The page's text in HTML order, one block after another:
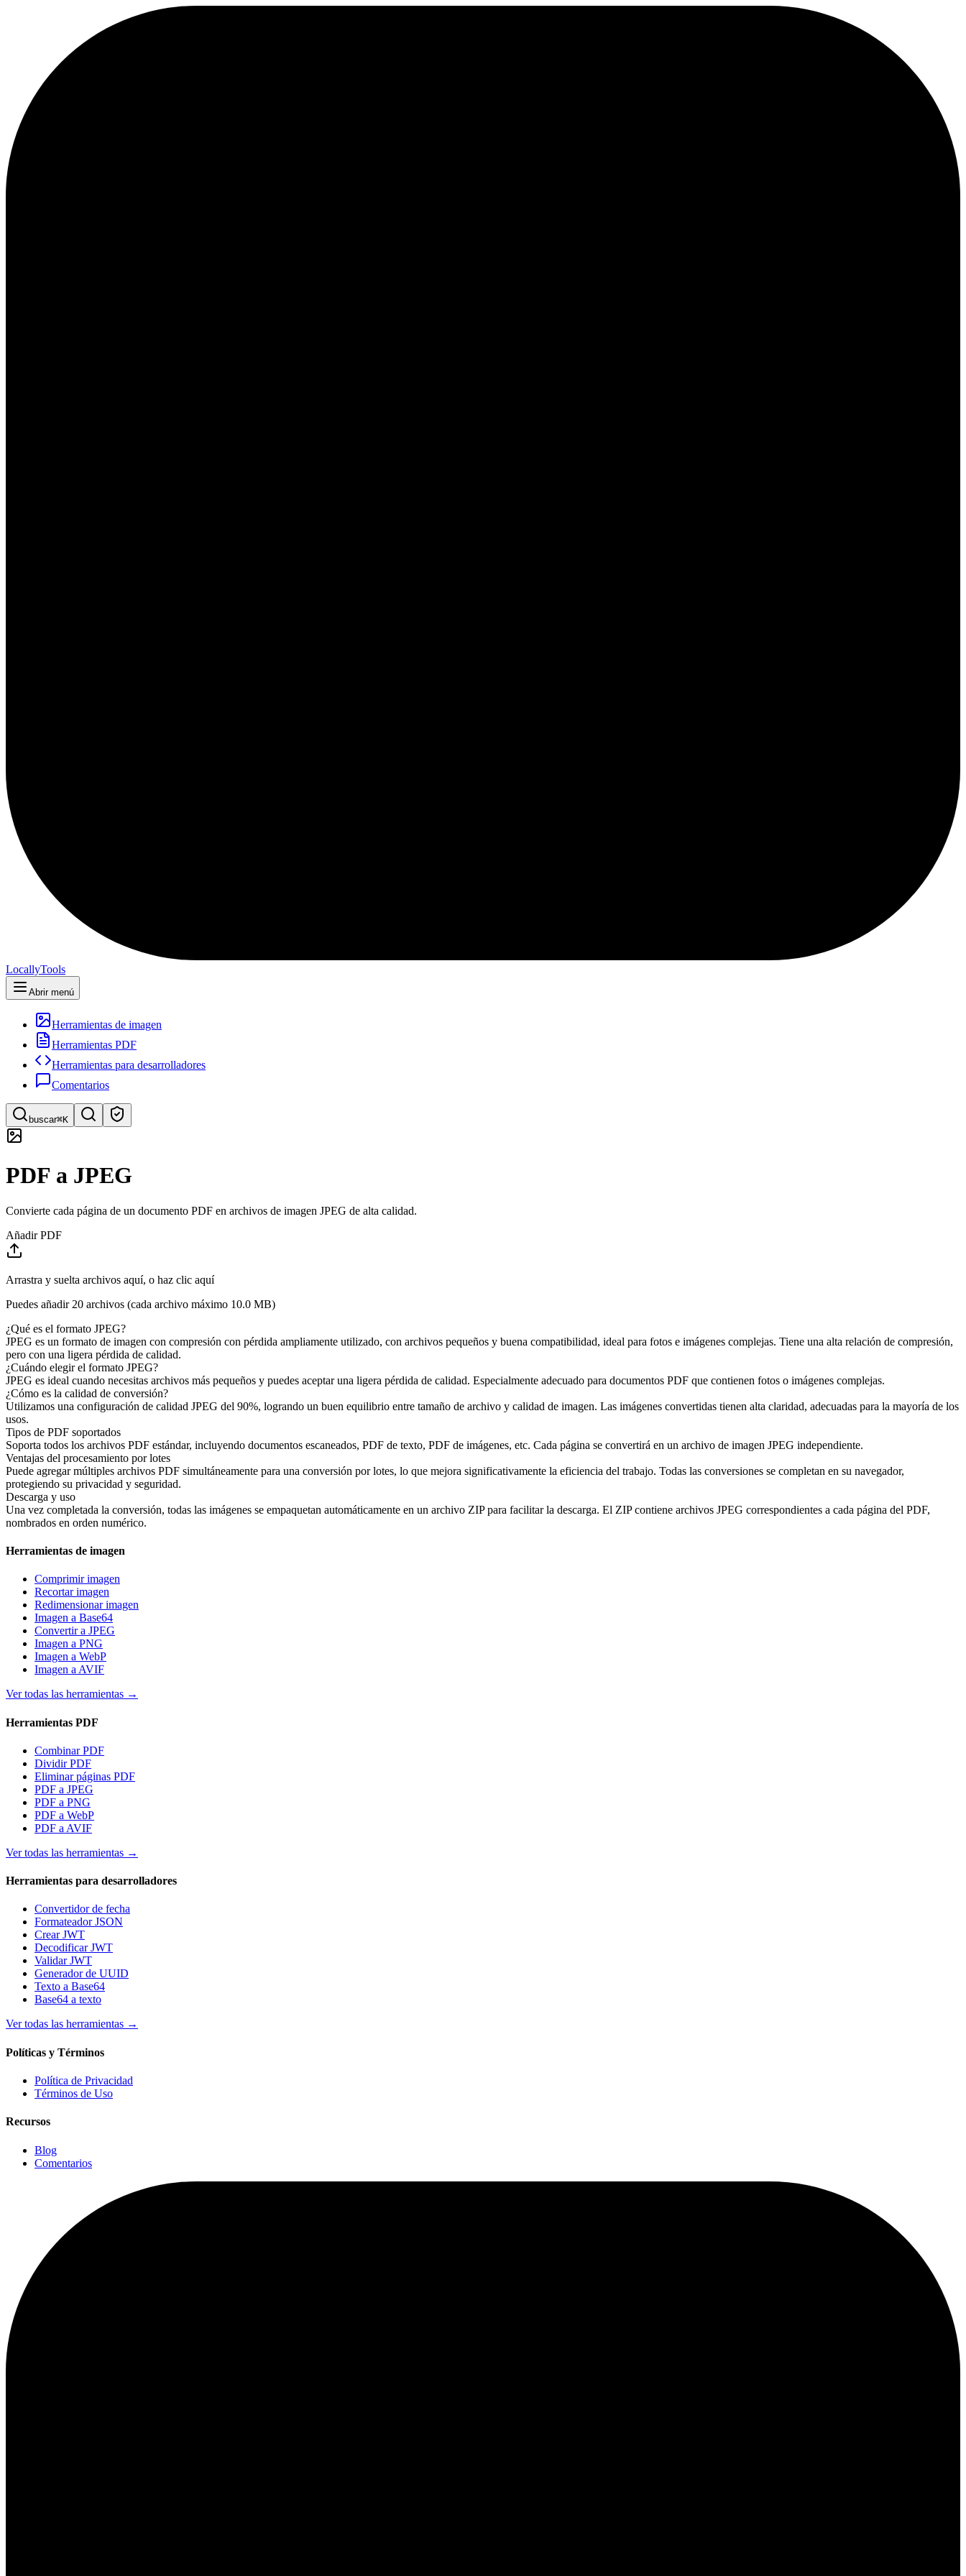
LocallyTools
Abrir menú
Herramientas de imagen
Herramientas PDF
Herramientas para desarrolladores
Comentarios
buscar⌘K
Búsqueda rápida de herramientas
PDF a JPEG
Convierte cada página de un documento PDF en archivos de imagen JPEG de alta calidad.
Añadir PDF
Arrastra y suelta archivos aquí, o haz clic aquí
Puedes añadir 20 archivos (cada archivo máximo 10.0 MB)
¿Qué es el formato JPEG?
JPEG es un formato de imagen con compresión con pérdida ampliamente utilizado, con archivos pequeños y buena compatibilidad, ideal para fotos e imágenes complejas. Tiene una alta relación de compresión,
pero con una ligera pérdida de calidad.
¿Cuándo elegir el formato JPEG?
JPEG es ideal cuando necesitas archivos más pequeños y puedes aceptar una ligera pérdida de calidad. Especialmente adecuado para documentos PDF que contienen fotos o imágenes complejas.
¿Cómo es la calidad de conversión?
Utilizamos una configuración de calidad JPEG del 90%, logrando un buen equilibrio entre tamaño de archivo y calidad de imagen. Las imágenes convertidas tienen alta claridad, adecuadas para la mayoría de los
usos.
Tipos de PDF soportados
Soporta todos los archivos PDF estándar, incluyendo documentos escaneados, PDF de texto, PDF de imágenes, etc. Cada página se convertirá en un archivo de imagen JPEG independiente.
Ventajas del procesamiento por lotes
Puede agregar múltiples archivos PDF simultáneamente para una conversión por lotes, lo que mejora significativamente la eficiencia del trabajo. Todas las conversiones se completan en su navegador,
protegiendo su privacidad y seguridad.
Descarga y uso
Una vez completada la conversión, todas las imágenes se empaquetan automáticamente en un archivo ZIP para facilitar la descarga. El ZIP contiene archivos JPEG correspondientes a cada página del PDF,
nombrados en orden numérico.
Herramientas de imagen
Comprimir imagen
Recortar imagen
Redimensionar imagen
Imagen a Base64
Convertir a JPEG
Imagen a PNG
Imagen a WebP
Imagen a AVIF
Ver todas las herramientas →
Herramientas PDF
Combinar PDF
Dividir PDF
Eliminar páginas PDF
PDF a JPEG
PDF a PNG
PDF a WebP
PDF a AVIF
Ver todas las herramientas →
Herramientas para desarrolladores
Convertidor de fecha
Formateador JSON
Crear JWT
Decodificar JWT
Validar JWT
Generador de UUID
Texto a Base64
Base64 a texto
Ver todas las herramientas →
Políticas y Términos
Política de Privacidad
Términos de Uso
Recursos
Blog
Comentarios